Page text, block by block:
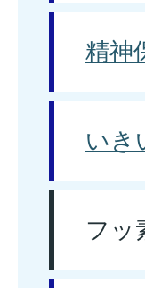
精神
いき
フッ